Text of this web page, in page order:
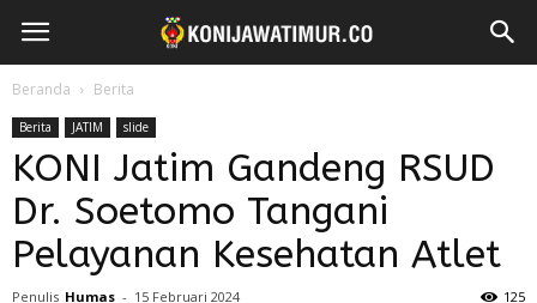
Beranda Berita
Berita JATIM slide
KONI Jatim Gandeng RSUD
Dr. Soetomo Tangani
Pelayanan Kesehatan Atlet
Penulis Humas - 15 Februari 2024 125